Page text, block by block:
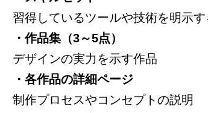
習得しているツールや技術を明示す
・作品集（3～5点）
デザインの実力を示す作品
・各作品の詳細ページ
制作プロセスやコンセプトの説明